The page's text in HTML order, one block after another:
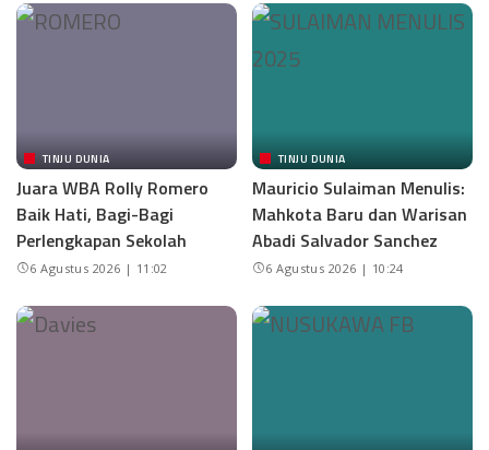
TINJU DUNIA
Juara WBA Rolly Romero
Baik Hati, Bagi-Bagi
Perlengkapan Sekolah
6 Agustus 2026 | 11:02
TINJU DUNIA
Mauricio Sulaiman Menulis:
Mahkota Baru dan Warisan
Abadi Salvador Sanchez
6 Agustus 2026 | 10:24